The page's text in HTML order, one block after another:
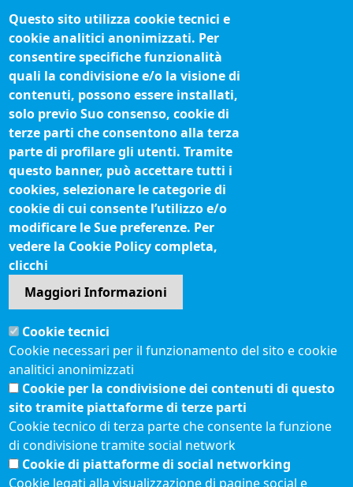
Concorsi e selezioni
Organigramma
Procedimenti (come fare per)
Siti tematici
Biblioteca camerale
Fatturazione elettronica
IBAN pagamenti alla CCIAA
Questionari soddisfazione utenti
Seguici su
Sito web
Accesso riservato
Mappa del sito
Redazione
Statistiche di accesso
Visite totali al portale: 2641976
Menù privacy
Feed RSS © 2021 Camere di
Questo sito utilizza cookie tecnici e
cookie analitici anonimizzati. Per
consentire specifiche funzionalità
quali la condivisione e/o la visione di
contenuti, possono essere installati,
solo previo Suo consenso, cookie di
terze parti che consentono alla terza
parte di profilare gli utenti. Tramite
questo banner, può accettare tutti i
cookies, selezionare le categorie di
cookie di cui consente l’utilizzo e/o
modificare le Sue preferenze. Per
vedere la Cookie Policy completa,
clicchi
Maggiori Informazioni
Cookie tecnici
Cookie necessari per il funzionamento del sito e cookie
analitici anonimizzati
Cookie per la condivisione dei contenuti di questo
sito tramite piattaforme di terze parti
Cookie tecnico di terza parte che consente la funzione
di condivisione tramite social network
Cookie di piattaforme di social networking
Cookie legati alla visualizzazione di pagine social e